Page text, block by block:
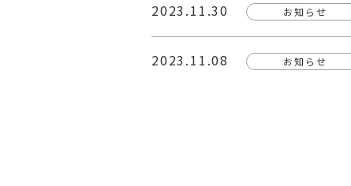
2023.11.30 お知らせ
2023.11.08 お知らせ